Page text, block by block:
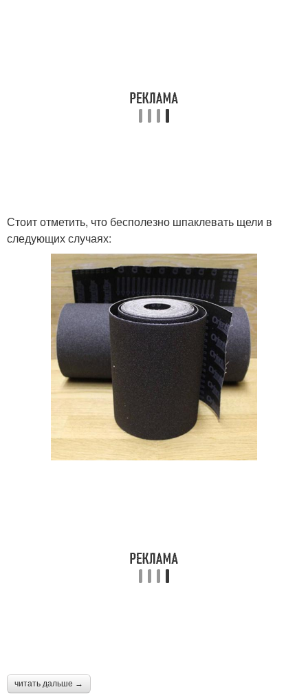
Стоит отметить, что бесполезно шпаклевать щели в
следующих случаях:
читать дальше →